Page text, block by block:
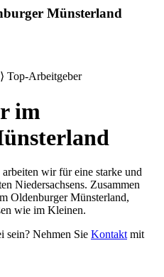
Münsterland
⟩ Top-Arbeitgeber
im
wir für eine starke und
Niedersachsens. Zusammen
Oldenburger Münsterland,
wie im Kleinen.
sein? Nehmen Sie Kontakt mit